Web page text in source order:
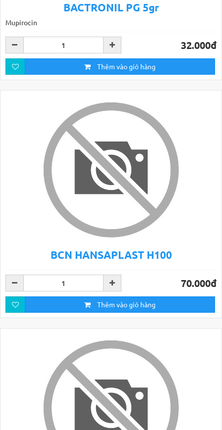
BACTRONIL PG 5gr
Mupirocin
32.000đ
Thêm vào giỏ hàng
BCN HANSAPLAST H100
70.000đ
Thêm vào giỏ hàng